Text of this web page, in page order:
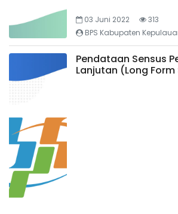
03 Juni 2022
BPS Kabupaten
313
Pendataan Sensus
Lanjutan (Long Form